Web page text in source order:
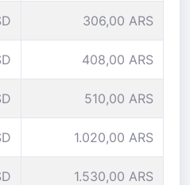
306,00 ARS
408,00 ARS
510,00 ARS
1.020,00 ARS
1.530,00 ARS